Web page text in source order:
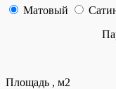
Матовый
Площадь , м2